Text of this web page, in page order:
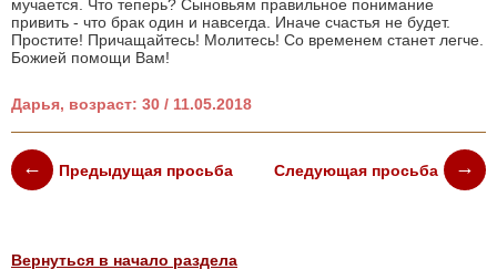
мучается. Что теперь? Сыновьям правильное понимание
привить - что брак один и навсегда. Иначе счастья не будет.
Простите! Причащайтесь! Молитесь! Со временем станет легче.
Божией помощи Вам!
Дарья, возраст: 30 / 11.05.2018
Предыдущая просьба Следующая просьба
Вернуться в начало раздела